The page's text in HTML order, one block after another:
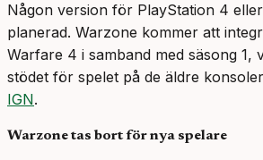
Någon version för PlayStation 4
planerad. Warzone kommer att
Warfare 4 i samband med säsong 1,
stödet för spelet på de äldre
IGN.
Warzone tas bort för nya spelare